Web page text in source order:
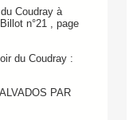
Coudray à
n°21 , page
du Coudray :
PAR